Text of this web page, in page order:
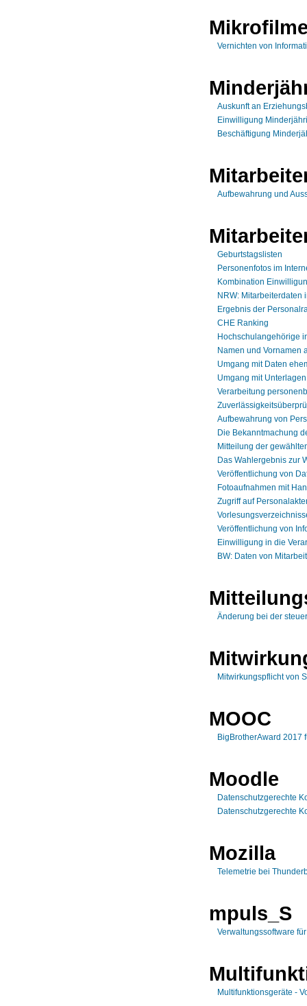
Vernichten von
Auskunft an
Einwilligung
Beschäftigung
Aufbewahrung und
Geburtstagslisten
Personenfotos im
Kombination
NRW: Mitarbeiterdaten
Ergebnis der
CHE Ranking
Hochschulangehörige
Namen und Vornamen
Umgang mit Daten
Umgang mit
Verarbeitung
Aufbewahrung von
Die Bekanntmachung
Mitteilung der
Das Wahlergebnis zur
Veröffentlichung von
Fotoaufnahmen mit
Zugriff auf
Veröffentlichung von
Einwilligung in die
BW: Daten von
Änderung bei der
Mitwirkungspflicht von
MOOC
BigBrotherAward 2017
Moodle
Datenschutzgerechte
Datenschutzgerechte
Mozilla
Telemetrie bei
mpuls_S
Verwaltungssoftware
Multifunktionsgeräte -